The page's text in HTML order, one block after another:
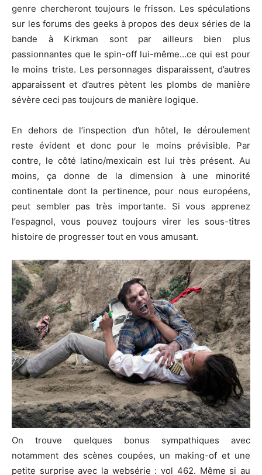
genre chercheront toujours le frisson. Les spéculations
sur les forums des geeks à propos des deux séries de la
bande à Kirkman sont par ailleurs bien plus
passionnantes que le spin-off lui-même…ce qui est pour
le moins triste. Les personnages disparaissent, d’autres
apparaissent et d’autres pètent les plombs de manière
sévère ceci pas toujours de manière logique.
En dehors de l’inspection d’un hôtel, le déroulement
reste évident et donc pour le moins prévisible. Par
contre, le côté latino/mexicain est lui très présent. Au
moins, ça donne de la dimension à une minorité
continentale dont la pertinence, pour nous européens,
peut sembler pas très importante. Si vous apprenez
l’espagnol, vous pouvez toujours virer les sous-titres
histoire de progresser tout en vous amusant.
On trouve quelques bonus sympathiques avec
notamment des scènes coupées, un making-of et une
petite surprise avec la websérie : vol 462. Même si au